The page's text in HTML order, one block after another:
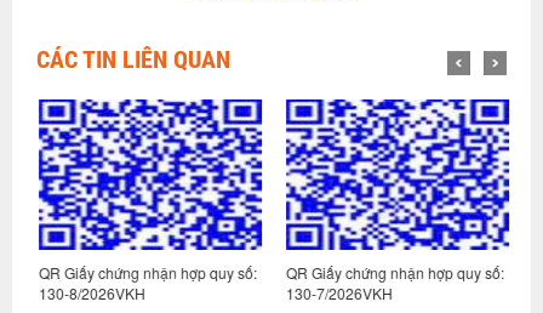
CÁC TIN LIÊN QUAN
QR Giấy chứng nhận hợp quy số:
130-8/2026VKH
QR Giấy chứng nhận hợp quy số:
130-7/2026VKH